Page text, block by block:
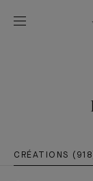
CRÉATIONS